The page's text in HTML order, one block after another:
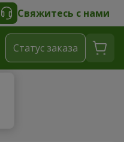
Свяжитесь с нами
Cтатус заказа